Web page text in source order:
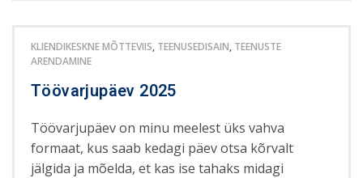
KLIENDIKESKNE MÕTTEVIIS, TEENUSEDISAIN, TEENUSTE
ARENDAMINE
Töövarjupäev 2025
Töövarjupäev on minu meelest üks vahva
formaat, kus saab kedagi päev otsa kõrvalt
jälgida ja mõelda, et kas ise tahaks midagi